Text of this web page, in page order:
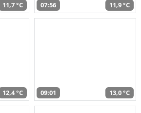
11,7 °C 07:56 11,9 °C
12,4 °C 09:01 13,0 °C